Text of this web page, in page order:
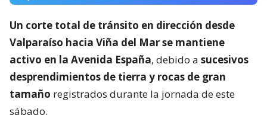
Un corte total de tránsito en dirección desde
Valparaíso hacia Viña del Mar se mantiene
activo en la Avenida España, debido a sucesivos
desprendimientos de tierra y rocas de gran
tamaño registrados durante la jornada de este
sábado.